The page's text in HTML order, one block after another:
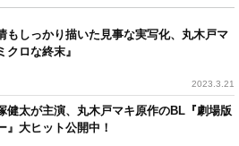
もしっかり描いた見事な実写化、丸木戸マ
クロな終末』
2023.3.21
健太が主演、丸木戸マキ原作のBL『劇場版
』大ヒット公開中！